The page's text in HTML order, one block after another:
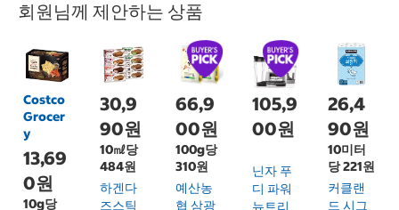
회원님께 제안하는 상품
Costco
Grocer
y
13,69
0원
10g당
30,9
90원
10㎖당
484원
하겐다
즈스틱
66,9
00원
100g당
310원
예산농
협 삼광
105,9
00원
닌자 푸
디 파워
뉴트리
26,4
90원
10미터
당 221원
커클랜
드 시그